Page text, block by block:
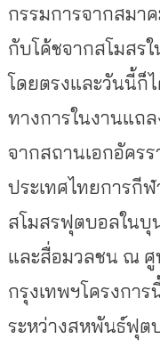
กรรมการจากสมา
กับโค้ชจากสโมสร
โดยตรงและวันนี้ก็
ทางการในงานแถ
จากสถานเอกอัคร
ประเทศไทยการกี
สโมสรฟุตบอลใน
และสื่อมวลชน ณ ศู
กรุงเทพฯโครงกา
ระหว่างสหพันธ์ฟุต